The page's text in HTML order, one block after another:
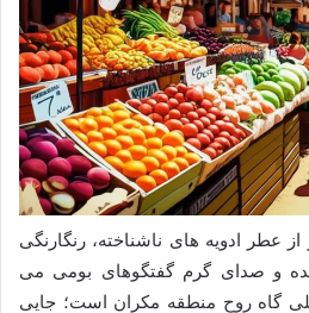
از عطر ادویه های ناشناخته، رنگارنگی
و صدای گرم گفتگوهای بومی می
گاه روح منطقه مکران است؛ جایی